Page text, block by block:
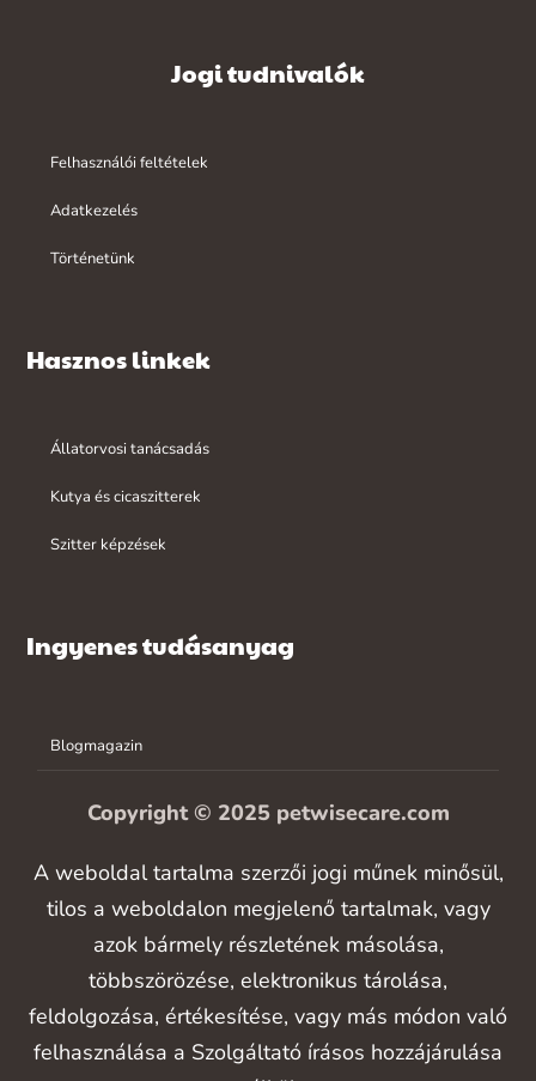
Jogi tudnivalók
Felhasználói feltételek
Adatkezelés
Történetünk
Hasznos linkek
Állatorvosi tanácsadás
Kutya és cicaszitterek
Szitter képzések
Ingyenes tudásanyag
Blogmagazin
Copyright © 2025 petwisecare.com
A weboldal tartalma szerzői jogi műnek minősül,
tilos a weboldalon megjelenő tartalmak, vagy
azok bármely részletének másolása,
többszörözése, elektronikus tárolása,
feldolgozása, értékesítése, vagy más módon való
felhasználása a Szolgáltató írásos hozzájárulása